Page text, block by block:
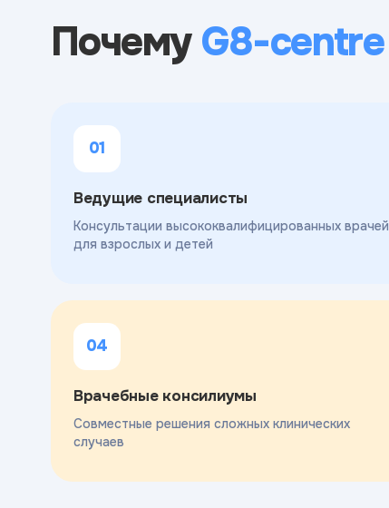
ПочемуG8-centre
01
Ведущие специалисты
Консультации высококвалифицированных врачей
для взрослых и детей
04
Врачебные консилиумы
Совместные решения сложных клинических
случаев